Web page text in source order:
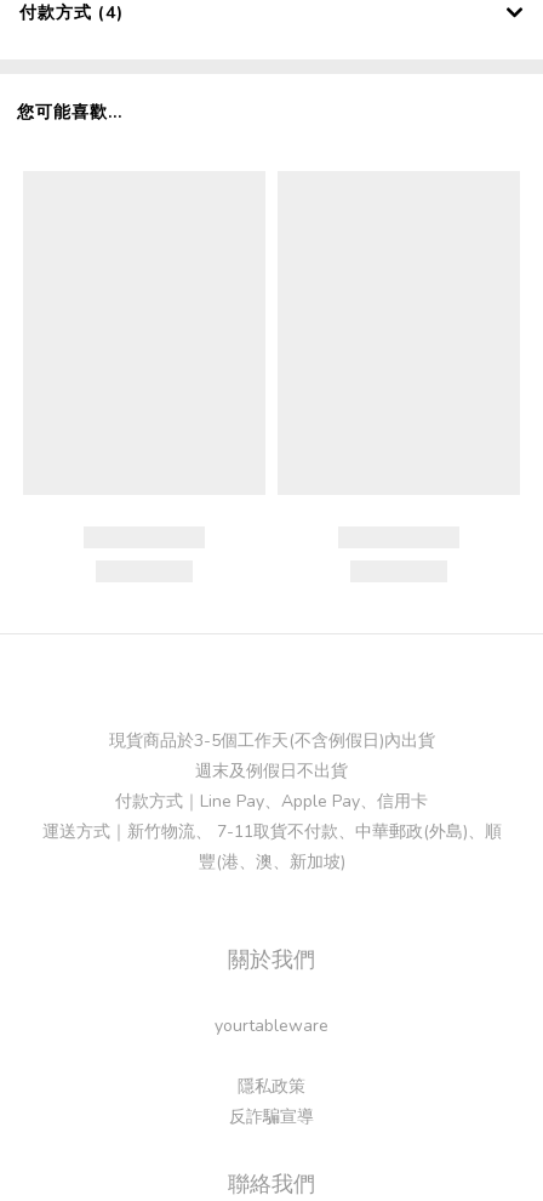
付款方式 (4)
您可能喜歡...
現貨商品於3-5個工作天(不含例假日)內出貨
週末及例假日不出貨
付款方式｜Line Pay、Apple Pay、信用卡
運送方式｜新竹物流、 7-11取貨不付款、中華郵政(外島)、順
豐(港、澳、新加坡)
關於我們
yourtableware
隱私政策
反詐騙宣導
聯絡我們